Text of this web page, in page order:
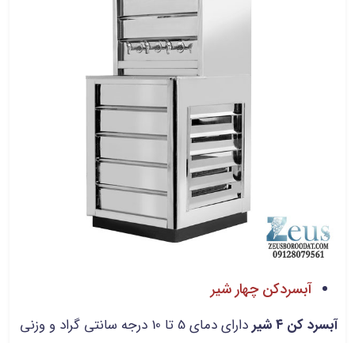
آبسردکن چهار شیر
آبسرد کن ۴ شیر
دارای دمای 5 تا 10 درجه سانتی‌ گراد و وزنی